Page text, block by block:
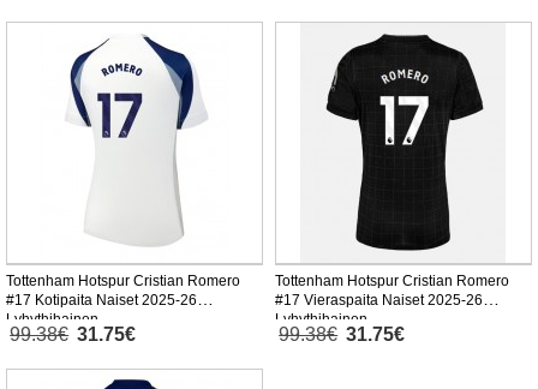
Tottenham Hotspur Cristian Romero
#17 Kotipaita Naiset 2025-26
Lyhythihainen
99.38€ 31.75€
Tottenham Hotspur Cristian Romero
#17 Vieraspaita Naiset 2025-26
Lyhythihainen
99.38€ 31.75€